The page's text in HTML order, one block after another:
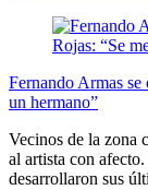
Fernando Armas
un hermano”
Vecinos de la zona
al artista con
desarrollaron sus